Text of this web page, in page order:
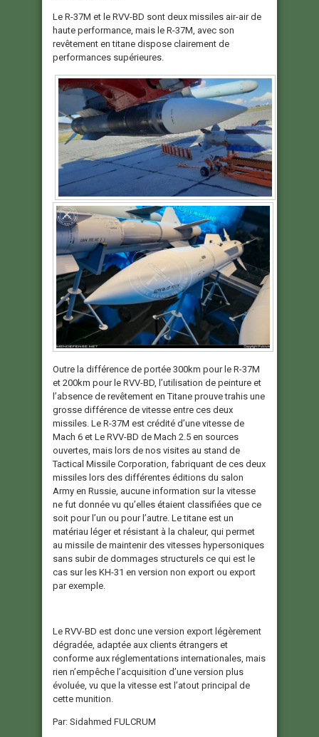
Le R-37M et le RVV-BD sont deux missiles air-air de
haute performance, mais le R-37M, avec son
revêtement en titane dispose clairement de
performances supérieures.
Outre la différence de portée 300km pour le R-37M
et 200km pour le RVV-BD, l’utilisation de peinture et
l’absence de revêtement en Titane prouve trahis une
grosse différence de vitesse entre ces deux
missiles. Le R-37M est crédité d’une vitesse de
Mach 6 et Le RVV-BD de Mach 2.5 en sources
ouvertes, mais lors de nos visites au stand de
Tactical Missile Corporation, fabriquant de ces deux
missiles lors des différentes éditions du salon
Army en Russie, aucune information sur la vitesse
ne fut donnée vu qu’elles étaient classifiées que ce
soit pour l’un ou pour l’autre. Le titane est un
matériau léger et résistant à la chaleur, qui permet
au missile de maintenir des vitesses hypersoniques
sans subir de dommages structurels ce qui est le
cas sur les KH-31 en version non export ou export
par exemple.
Le RVV-BD est donc une version export légèrement
dégradée, adaptée aux clients étrangers et
conforme aux réglementations internationales, mais
rien n’empêche l’acquisition d’une version plus
évoluée, vu que la vitesse est l’atout principal de
cette munition.
Par: Sidahmed FULCRUM